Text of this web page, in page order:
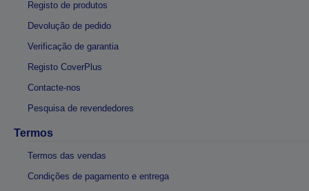
Registo de produtos
Devolução de pedido
Verificação de garantia
Registo CoverPlus
Contacte-nos
Pesquisa de revendedores
Termos
Termos das vendas
Condições de pagamento e entrega